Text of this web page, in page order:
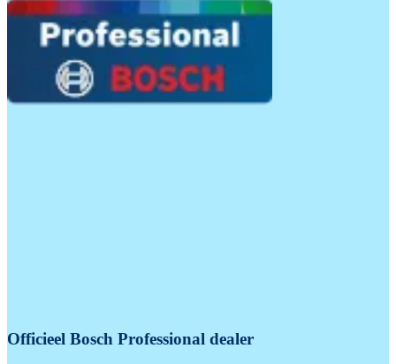
Officieel Bosch Professional dealer